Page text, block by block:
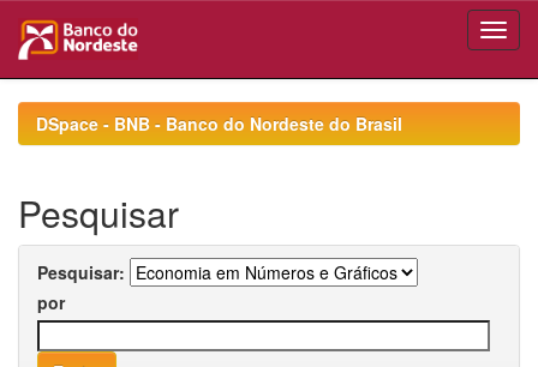
navigationDSpace - BNB - Banco do Nordeste do Brasil
Pesquisar
Pesquisar:
por